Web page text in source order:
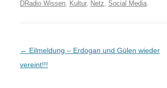
DRadio Wissen, Kultur, Netz, Social Media.
Beitragsnavigation
← Eilmeldung – Erdogan und Gülen wieder
vereint!!!